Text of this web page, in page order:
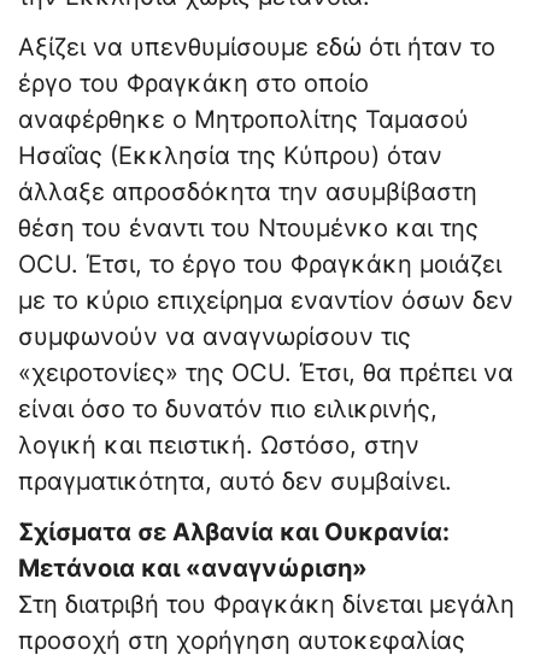
Αξίζει να υπενθυμίσουμε εδώ ότι ήταν το
έργο του Φραγκάκη στο οποίο
αναφέρθηκε ο Μητροπολίτης Ταμασού
Ησαΐας (Εκκλησία της Κύπρου) όταν
άλλαξε απροσδόκητα την ασυμβίβαστη
θέση του έναντι του Ντουμένκο και της
OCU. Έτσι, το έργο του Φραγκάκη μοιάζει
με το κύριο επιχείρημα εναντίον όσων δεν
συμφωνούν να αναγνωρίσουν τις
«χειροτονίες» της OCU. Έτσι, θα πρέπει να
είναι όσο το δυνατόν πιο ειλικρινής,
λογική και πειστική. Ωστόσο, στην
πραγματικότητα, αυτό δεν συμβαίνει.
Σχίσματα σε Αλβανία και Ουκρανία:
Μετάνοια και «αναγνώριση»
Στη διατριβή του Φραγκάκη δίνεται μεγάλη
προσοχή στη χορήγηση αυτοκεφαλίας